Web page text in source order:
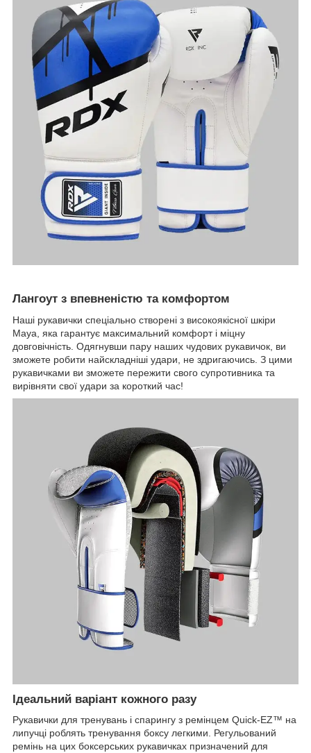
Лангоут з впевненістю та комфортом
Наші рукавички спеціально створені з високоякісної шкіри
Maya, яка гарантує максимальний комфорт і міцну
довговічність. Одягнувши пару наших чудових рукавичок, ви
зможете робити найскладніші удари, не здригаючись. З цими
рукавичками ви зможете пережити свого супротивника та
вирівняти свої удари за короткий час!
Ідеальний варіант кожного разу
Рукавички для тренувань і спарингу з ремінцем Quick-EZ™ на
липучці роблять тренування боксу легкими. Регульований
ремінь на цих боксерських рукавичках призначений для